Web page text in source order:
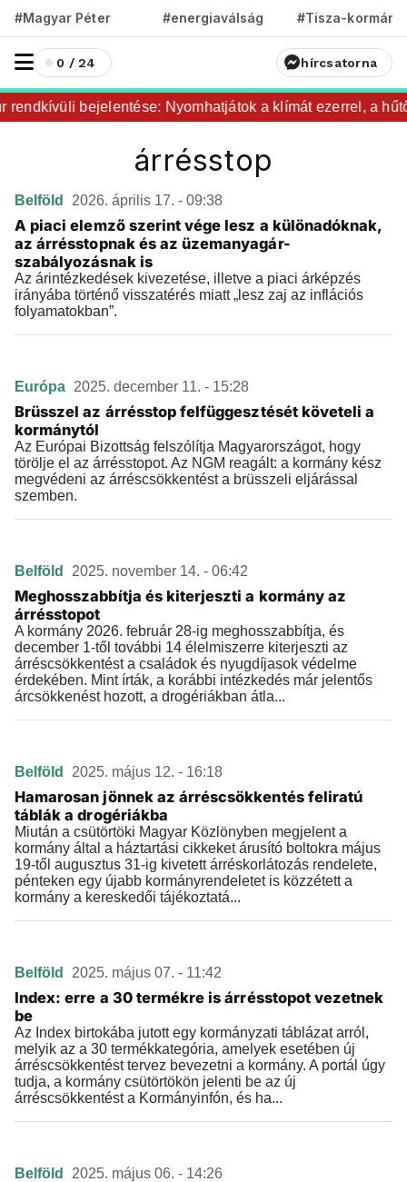
#Magyar Péter #energiaválság #Tisza-kormány
0 / 24 hírcsatorna
rendkívüli bejelentése: Nyomhatjátok a klímát ezerrel, a
árrésstop
Belföld 2026. április 17. - 09:38
A piaci elemző szerint vége lesz a különadóknak,
az árrésstopnak és az üzemanyagár-
szabályozásnak is
Az árintézkedések kivezetése, illetve a piaci árképzés
irányába történő visszatérés miatt „lesz zaj az inflációs
folyamatokban”.
Európa 2025. december 11. - 15:28
Brüsszel az árrésstop felfüggesztését követeli a
kormánytól
Az Európai Bizottság felszólítja Magyarországot, hogy
törölje el az árrésstopot. Az NGM reagált: a kormány kész
megvédeni az árréscsökkentést a brüsszeli eljárással
szemben.
Belföld 2025. november 14. - 06:42
Meghosszabbítja és kiterjeszti a kormány az
árrésstopot
A kormány 2026. február 28-ig meghosszabbítja, és
december 1-től további 14 élelmiszerre kiterjeszti az
árréscsökkentést a családok és nyugdíjasok védelme
érdekében. Mint írták, a korábbi intézkedés már jelentős
árcsökkenést hozott, a drogériákban átla...
Belföld 2025. május 12. - 16:18
Hamarosan jönnek az árréscsökkentés feliratú
táblák a drogériákba
Miután a csütörtöki Magyar Közlönyben megjelent a
kormány által a háztartási cikkeket árusító boltokra május
19-től augusztus 31-ig kivetett árréskorlátozás rendelete,
pénteken egy újabb kormányrendeletet is közzétett a
kormány a kereskedői tájékoztatá...
Belföld 2025. május 07. - 11:42
Index: erre a 30 termékre is árrésstopot vezetnek
be
Az Index birtokába jutott egy kormányzati táblázat arról,
melyik az a 30 termékkategória, amelyek esetében új
árréscsökkentést tervez bevezetni a kormány. A portál úgy
tudja, a kormány csütörtökön jelenti be az új
árréscsökkentést a Kormányinfón, és ha...
Belföld 2025. május 06. - 14:26